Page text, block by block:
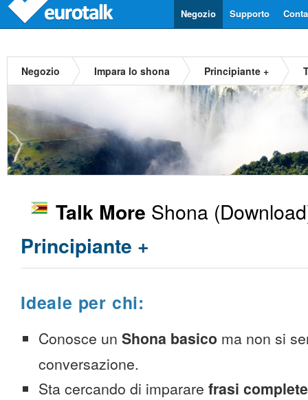
Supporto
Negozio
Negozio Impara lo shona Principiante +
Talk More Shona
Principiante +
Ideale per chi:
Conosce un Shona basico ma non si
conversazione.
Sta cercando di imparare frasi complete